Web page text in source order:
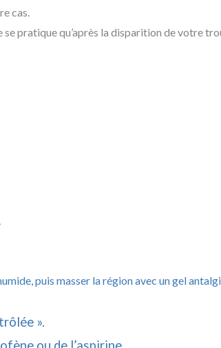
cas.
pratique qu’après la disparition de votre
puis masser la région avec un gel
».